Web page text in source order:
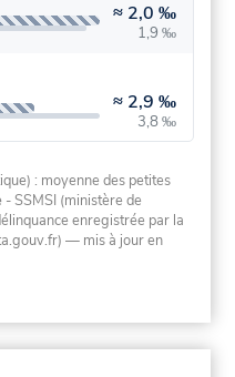
≈ 2,0 ‰
1,9 ‰
≈ 2,9 ‰
3,8 ‰
: moyenne des petites
- SSMSI (ministère de
enregistrée par la
— mis à jour en